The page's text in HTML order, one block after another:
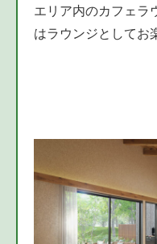
エリア内のカフェラ
はラウンジとしてお